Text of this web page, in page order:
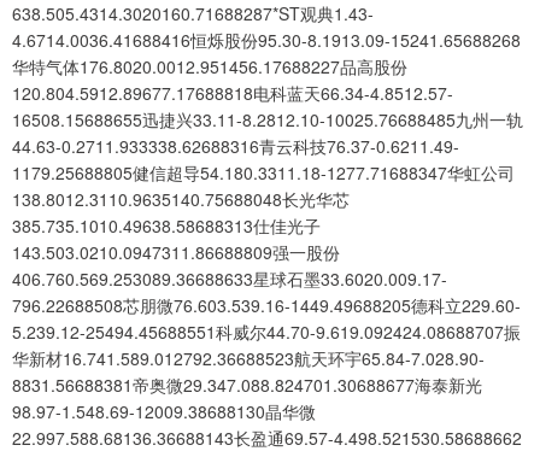
638.505.4314.3020160.71688287*ST观典1.43-
4.6714.0036.41688416恒烁股份95.30-8.1913.09-15241.65688268
华特气体176.8020.0012.951456.17688227品高股份
120.804.5912.89677.17688818电科蓝天66.34-4.8512.57-
16508.15688655迅捷兴33.11-8.2812.10-10025.76688485九州一轨
44.63-0.2711.933338.62688316青云科技76.37-0.6211.49-
1179.25688805健信超导54.180.3311.18-1277.71688347华虹公司
138.8012.3110.9635140.75688048长光华芯
385.735.1010.49638.58688313仕佳光子
143.503.0210.0947311.86688809强一股份
406.760.569.253089.36688633星球石墨33.6020.009.17-
796.22688508芯朋微76.603.539.16-1449.49688205德科立229.60-
5.239.12-25494.45688551科威尔44.70-9.619.092424.08688707振
华新材16.741.589.012792.36688523航天环宇65.84-7.028.90-
8831.56688381帝奥微29.347.088.824701.30688677海泰新光
98.97-1.548.69-12009.38688130晶华微
22.997.588.68136.36688143长盈通69.57-4.498.521530.58688662